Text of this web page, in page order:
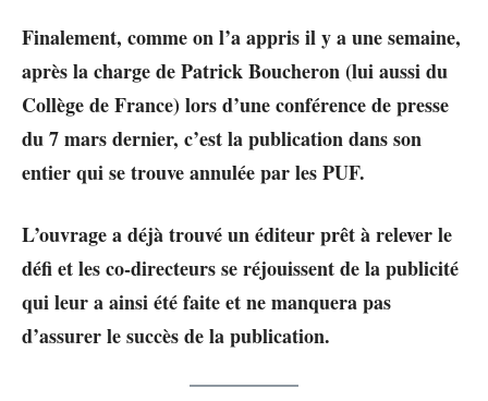
Finalement, comme on l’a appris il y a une semaine,
après la charge de Patrick Boucheron (lui aussi du
Collège de France) lors d’une conférence de presse
du 7 mars dernier, c’est la publication dans son
entier qui se trouve annulée par les PUF.
L’ouvrage a déjà trouvé un éditeur prêt à relever le
défi et les co-directeurs se réjouissent de la publicité
qui leur a ainsi été faite et ne manquera pas
d’assurer le succès de la publication.